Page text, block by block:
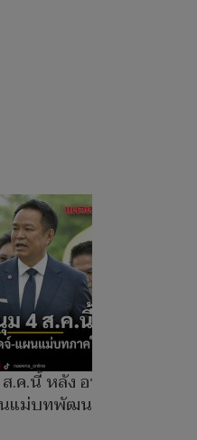
.ค.นี้ หลัง อนุทิน
ม่บทพัฒนาภาค